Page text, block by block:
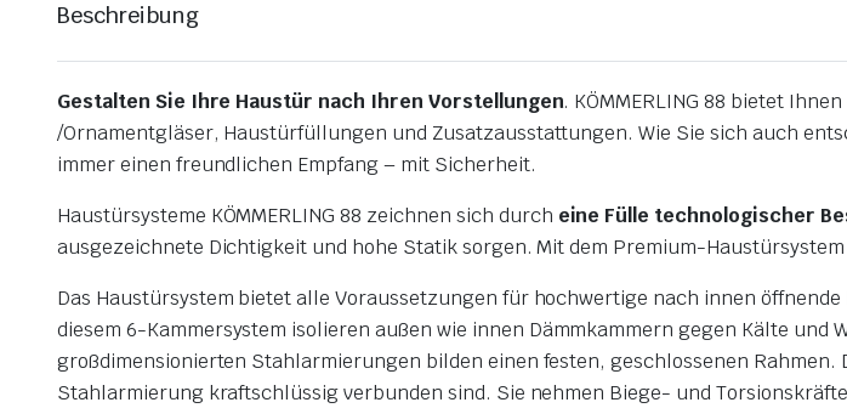
Beschreibung
Gestalten Sie Ihre Haustür nach Ihren Vorstellungen. KÖMMERLING 88 bietet
/Ornamentgläser, Haustürfüllungen und Zusatzausstattungen. Wie Sie sich auch
immer einen freundlichen Empfang – mit Sicherheit.
Haustürsysteme KÖMMERLING 88 zeichnen sich durch eine Fülle technologischer
ausgezeichnete Dichtigkeit und hohe Statik sorgen. Mit dem Premium-
Das Haustürsystem bietet alle Voraussetzungen für hochwertige nach innen
diesem 6-Kammersystem isolieren außen wie innen Dämmkammern gegen Kälte und
großdimensionierten Stahlarmierungen bilden einen festen, geschlossenen
Stahlarmierung kraftschlüssig verbunden sind. Sie nehmen Biege- und